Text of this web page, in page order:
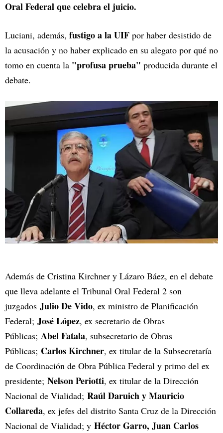
Oral Federal que celebra el juicio.
Luciani, además, fustigo a la UIF por haber desistido de
la acusación y no haber explicado en su alegato por qué no
tomo en cuenta la "profusa prueba" producida durante el
debate.
Además de Cristina Kirchner y Lázaro Báez, en el debate
que lleva adelante el Tribunal Oral Federal 2 son
juzgados Julio De Vido, ex ministro de Planificación
Federal; José López, ex secretario de Obras
Públicas; Abel Fatala, subsecretario de Obras
Públicas; Carlos Kirchner, ex titular de la Subsecretaría
de Coordinación de Obra Pública Federal y primo del ex
presidente; Nelson Periotti, ex titular de la Dirección
Nacional de Vialidad; Raúl Daruich y Mauricio
Collareda, ex jefes del distrito Santa Cruz de la Dirección
Nacional de Vialidad; y Héctor Garro, Juan Carlos